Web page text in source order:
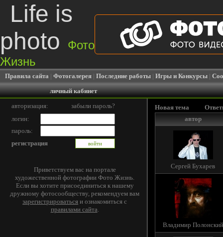
Life is
photo
Фото
Жизнь
Правила сайта | Фотогалерея | Последние работы | Игры и Конкурсы |
личный кабинет
авторизация:
забыли пароль?
логин:
пароль:
регистрация
Приветствуем вас на портале
художественной фотографии Фото Жизнь.
Если вы хотите присоединиться к нашему
дружному фотосообществу, рекомендуем вам
зарегистрироваться и ознакомиться с
правилами сайта.
Новая тема
автор
Сергей Бухарев
Владимир Полонский